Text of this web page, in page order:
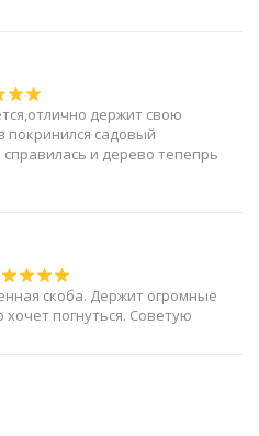
держит свою
покринился садовый
справилась и дерево тепепрь
скоба. Держит огромные
погнуться. Советую